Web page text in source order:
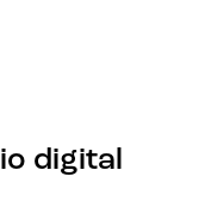
digital